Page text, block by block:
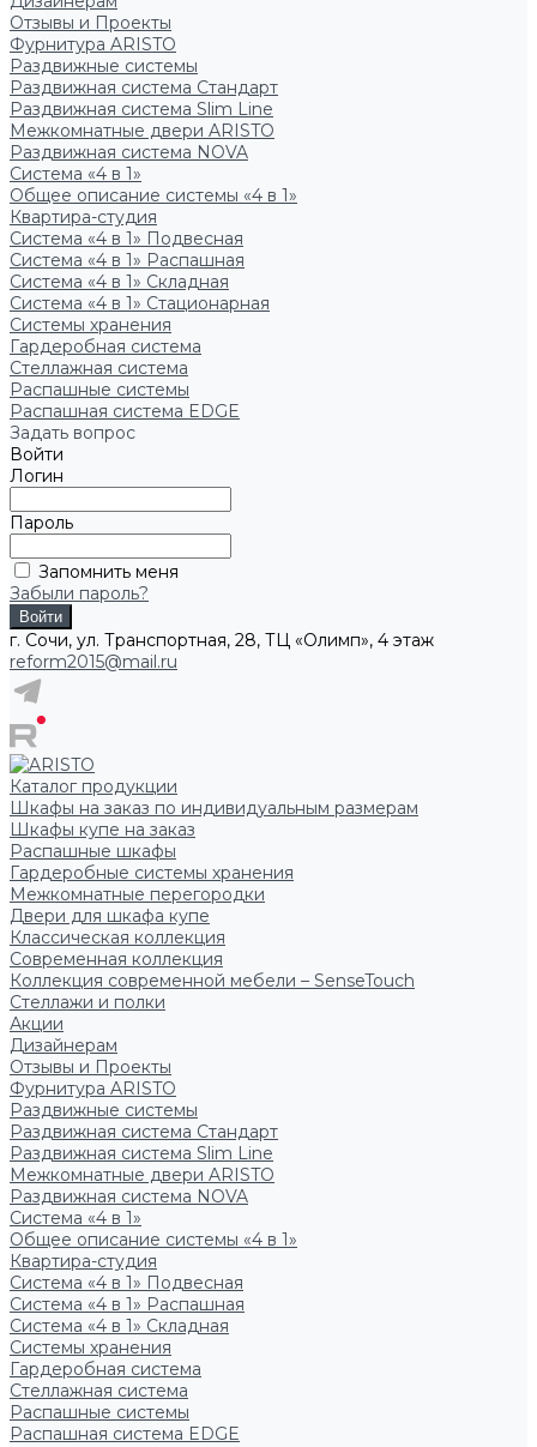
Отзывы и Проекты
Фурнитура ARISTO
Раздвижные системы
Раздвижная система Стандарт
Раздвижная система Slim Line
Межкомнатные двери ARISTO
Раздвижная система NOVA
Система «4 в 1»
Общее описание системы «4 в 1»
Квартира-студия
Система «4 в 1» Подвесная
Система «4 в 1» Распашная
Система «4 в 1» Складная
Система «4 в 1» Стационарная
Системы хранения
Гардеробная система
Стеллажная система
Распашные системы
Распашная система EDGE
Задать вопрос
Войти
Логин
Пароль
Запомнить меня
Забыли пароль?
г. Сочи, ул. Транспортная, 28, ТЦ «Олимп», 4 этаж
reform2015@mail.ru
Каталог продукции
Шкафы на заказ по индивидуальным размерам
Шкафы купе на заказ
Распашные шкафы
Гардеробные системы хранения
Межкомнатные перегородки
Двери для шкафа купе
Классическая коллекция
Современная коллекция
Коллекция современной мебели – SenseTouch
Стеллажи и полки
Акции
Дизайнерам
Отзывы и Проекты
Фурнитура ARISTO
Раздвижные системы
Раздвижная система Стандарт
Раздвижная система Slim Line
Межкомнатные двери ARISTO
Раздвижная система NOVA
Система «4 в 1»
Общее описание системы «4 в 1»
Квартира-студия
Система «4 в 1» Подвесная
Система «4 в 1» Распашная
Система «4 в 1» Складная
Системы хранения
Гардеробная система
Стеллажная система
Распашные системы
Распашная система EDGE